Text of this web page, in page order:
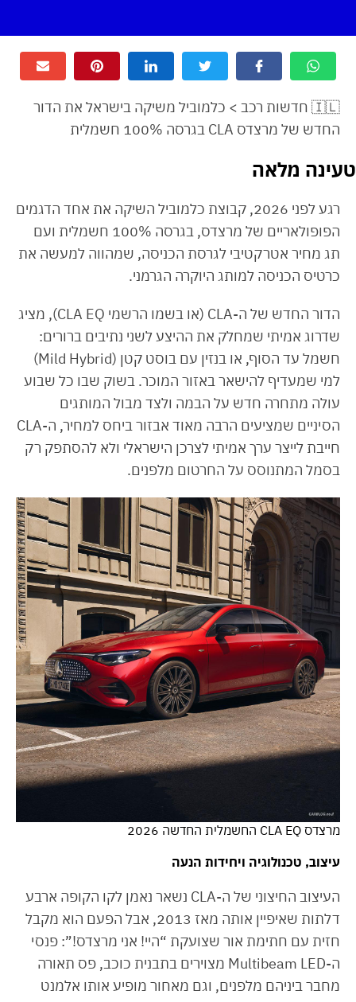
🇮🇱 חדשות רכב > כלמוביל משיקה בישראל את הדור
החדש של מרצדס CLA בגרסה 100% חשמלית
טעינה מלאה
רגע לפני 2026, קבוצת כלמוביל השיקה את אחד הדגמים
הפופולאריים של מרצדס, בגרסה 100% חשמלית ועם
תג מחיר אטרקטיבי לגרסת הכניסה, שמהווה למעשה את
כרטיס הכניסה למותג היוקרה הגרמני.
הדור החדש של ה-CLA (או בשמו הרשמי CLA EQ), מציג
שדרוג אמיתי שמחלק את ההיצע לשני נתיבים ברורים:
חשמל עד הסוף, או בנזין עם בוסט קטן (Mild Hybrid)
למי שמעדיף להישאר באזור המוכר. בשוק שבו כל שבוע
עולה מתחרה חדש על הבמה ולצד מבול המותגים
הסיניים שמציעים הרבה מאוד אבזור ביחס למחיר, ה-CLA
חייבת לייצר ערך אמיתי לצרכן הישראלי ולא להסתפק רק
בסמל המתנוסס על החרטום מלפנים.
מרצדס CLA EQ החשמלית החדשה 2026
עיצוב, טכנולוגיה ויחידות הנעה
העיצוב החיצוני של ה-CLA נשאר נאמן לקו הקופה ארבע
דלתות שאיפיין אותה מאז 2013, אבל הפעם הוא מקבל
חזית עם חתימת אור שצועקת “היי! אני מרצדס!”: פנסי
ה-Multibeam LED מצוירים בתבנית כוכב, פס תאורה
מחבר ביניהם מלפנים, וגם מאחור מופיע אותו אלמנט